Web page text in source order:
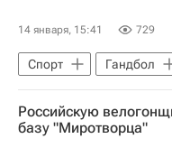
14 января, 15:41 729
Спорт Гандбол
Российскую
базу "Миротворца"